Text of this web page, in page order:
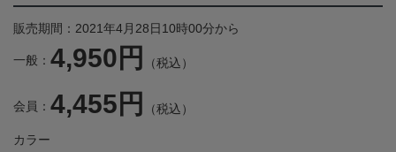
販売期間：2021年4月28日10時00分から
一般： 4,950円 （税込）
会員： 4,455円 （税込）
カラー